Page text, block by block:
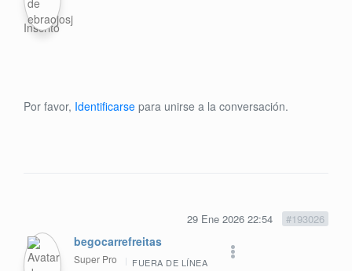
Inscrito
Por favor, Identificarse para unirse a la conversación.
29 Ene 2026 22:54 #193026
begocarrefreitas
Super Pro FUERA DE LÍNEA